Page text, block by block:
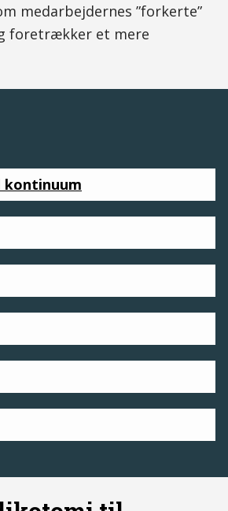
medarbejdernes ”forkerte”
foretrækker et mere